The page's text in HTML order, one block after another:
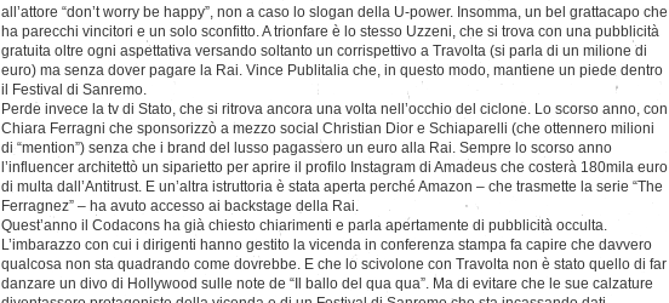
all’attore “don’t worry be happy”, non a caso lo slogan della U-power. Insomma, un bel grattacapo che
ha parecchi vincitori e un solo sconfitto. A trionfare è lo stesso Uzzeni, che si trova con una pubblicità
gratuita oltre ogni aspettativa versando soltanto un corrispettivo a Travolta (si parla di un milione di
euro) ma senza dover pagare la Rai. Vince Publitalia che, in questo modo, mantiene un piede dentro
il Festival di Sanremo.
Perde invece la tv di Stato, che si ritrova ancora una volta nell’occhio del ciclone. Lo scorso anno, con
Chiara Ferragni che sponsorizzò a mezzo social Christian Dior e Schiaparelli (che ottennero milioni
di “mention”) senza che i brand del lusso pagassero un euro alla Rai. Sempre lo scorso anno
l’influencer architettò un siparietto per aprire il profilo Instagram di Amadeus che costerà 180mila euro
di multa dall’Antitrust. E un’altra istruttoria è stata aperta perché Amazon – che trasmette la serie “The
Ferragnez” – ha avuto accesso ai backstage della Rai.
Quest’anno il Codacons ha già chiesto chiarimenti e parla apertamente di pubblicità occulta.
L’imbarazzo con cui i dirigenti hanno gestito la vicenda in conferenza stampa fa capire che davvero
qualcosa non sta quadrando come dovrebbe. E che lo scivolone con Travolta non è stato quello di far
danzare un divo di Hollywood sulle note de “Il ballo del qua qua”. Ma di evitare che le sue calzature